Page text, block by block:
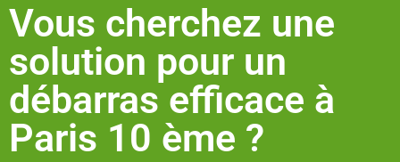
Vous cherchez une
solution pour un
débarras efficace à
Paris 10 ème ?